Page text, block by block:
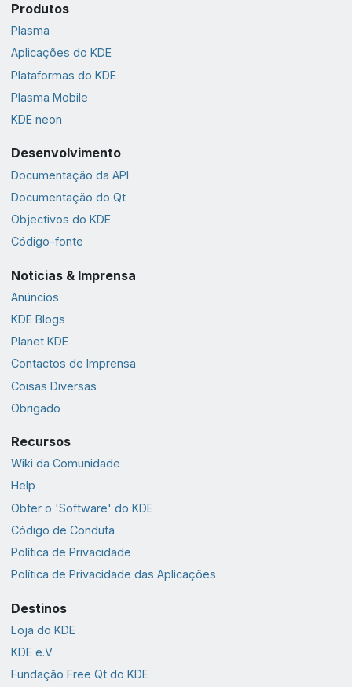
Produtos
Plasma
Aplicações do KDE
Plataformas do KDE
Plasma Mobile
KDE neon
Desenvolvimento
Documentação da API
Documentação do Qt
Objectivos do KDE
Código-fonte
Notícias & Imprensa
Anúncios
KDE Blogs
Planet KDE
Contactos de Imprensa
Coisas Diversas
Obrigado
Recursos
Wiki da Comunidade
Help
Obter o 'Software' do KDE
Código de Conduta
Política de Privacidade
Política de Privacidade das Aplicações
Destinos
Loja do KDE
KDE e.V.
Fundação Free Qt do KDE